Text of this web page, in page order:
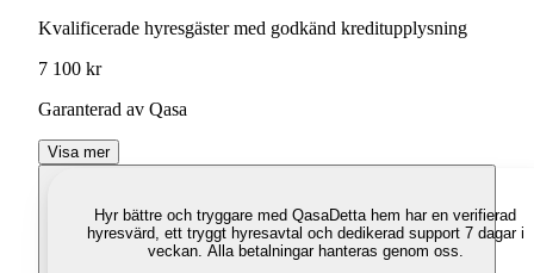
Kvalificerade hyresgäster med godkänd kreditupplysning
7 100 kr
Garanterad av Qasa
Visa mer
Hyr bättre och tryggare med QasaDetta hem har en verifierad
hyresvärd, ett tryggt hyresavtal och dedikerad support 7 dagar i
veckan. Alla betalningar hanteras genom oss.